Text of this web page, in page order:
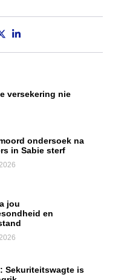
versekering nie
ondersoek na
in Sabie sterf
jou
en
Sekuriteitswagte is